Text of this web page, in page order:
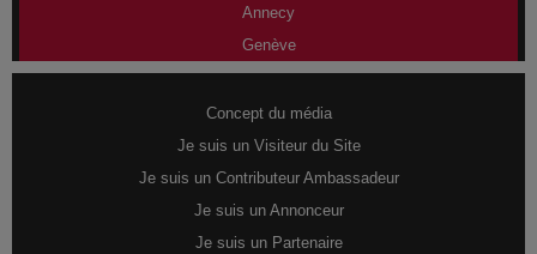
Annecy
Genève
Concept du média
Je suis un Visiteur du Site
Je suis un Contributeur Ambassadeur
Je suis un Annonceur
Je suis un Partenaire